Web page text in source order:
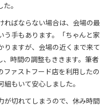
。
ればならない場合は、会場の最
う手もあります。「ちゃんと家
りますが、会場の近くまで来て
、時間の調整もききます。筆者
ファストフード店を利用したの
もいて安心しました。
が切れてしまうので、休み時間